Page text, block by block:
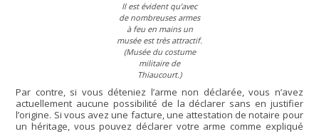
Il est évident qu’avec
de nombreuses armes
à feu en mains un
musée est très attractif.
(Musée du costume
militaire de
Thiaucourt.)
Par contre, si vous déteniez l’arme non déclarée, vous n’avez
actuellement aucune possibilité de la déclarer sans en justifier
l’origine. Si vous avez une facture, une attestation de notaire pour
un héritage, vous pouvez déclarer votre arme comme expliqué